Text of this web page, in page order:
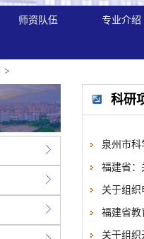
师资队伍 专业介绍
>
科研
泉州市科
福建省：
关于组织
福建省教
关于组织